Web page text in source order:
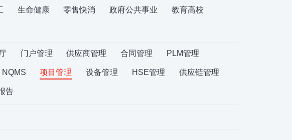
生命健康 零售快消 政府公共事业 教育高校
门户管理 供应商管理 合同管理 PLM管理
NQMS 项目管理 设备管理 HSE管理 供应链管理
告